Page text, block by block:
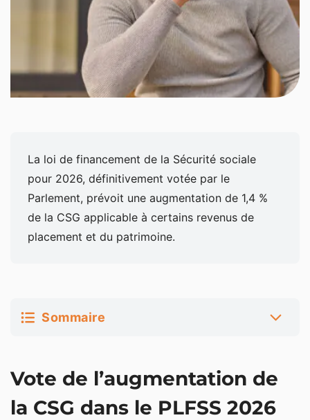
La loi de financement de la Sécurité sociale
pour 2026, définitivement votée par le
Parlement, prévoit une augmentation de 1,4 %
de la CSG applicable à certains revenus de
placement et du patrimoine.
Sommaire
2026
Quels revenus et placements échappent à la
Vote de l’augmentation de
la CSG dans le PLFSS 2026